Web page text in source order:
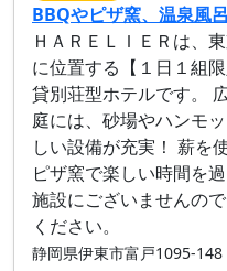
BBQやピザ窯、温泉風
ＨＡＲＥＬＩＥＲは、
に位置する【１日１組
貸別荘型ホテルです。
庭には、砂場やハンモ
しい設備が充実！ 薪を
ピザ窯で楽しい時間を
施設にございませんの
ください。
静岡県伊東市富戸1095-148